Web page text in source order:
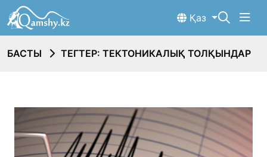
Қаз
БАСТЫ ТЕГТЕР: ТЕКТОНИКАЛЫҚ ТОЛҚЫНДАР